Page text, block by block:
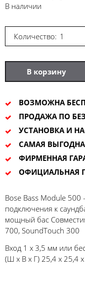
В наличии
Количество:
В корзину
ВОЗМОЖНА
ПРОДАЖА ПО
УСТАНОВКА И
САМАЯ
ФИРМЕННАЯ
ОФИЦИАЛЬНАЯ
Bose Bass Module
подключения к
мощный бас
700, SoundTouch 300
Вход 1 х 3,5 мм или
(Ш x В x Г) 25,4 x 25,4